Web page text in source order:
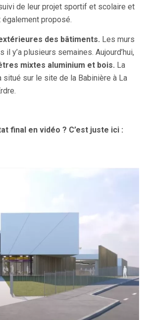
de leur projet sportif et scolaire et
proposé.
des bâtiments. Les murs
y’a plusieurs semaines. Aujourd’hui,
mixtes aluminium et bois. La
situé sur le site de la Babinière à La
final en vidéo ? C’est juste ici: